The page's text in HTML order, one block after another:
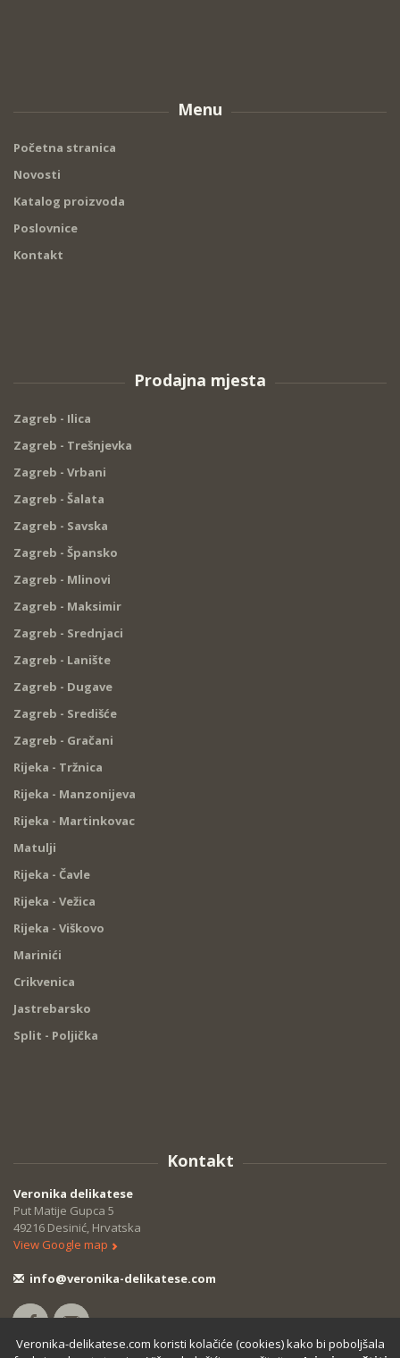
Menu
Početna stranica
Novosti
Katalog proizvoda
Poslovnice
Kontakt
Prodajna mjesta
Zagreb - Ilica
Zagreb - Trešnjevka
Zagreb - Vrbani
Zagreb - Šalata
Zagreb - Savska
Zagreb - Špansko
Zagreb - Mlinovi
Zagreb - Maksimir
Zagreb - Srednjaci
Zagreb - Lanište
Zagreb - Dugave
Zagreb - Središće
Zagreb - Gračani
Rijeka - Tržnica
Rijeka - Manzonijeva
Rijeka - Martinkovac
Matulji
Rijeka - Čavle
Rijeka - Vežica
Rijeka - Viškovo
Marinići
Crikvenica
Jastrebarsko
Split - Poljička
Kontakt
Veronika delikatese
Put Matije Gupca 5
49216 Desinić, Hrvatska
View Google map
info@veronika-delikatese.com
Veronika-delikatese.com koristi kolačiće (cookies) kako bi poboljšala